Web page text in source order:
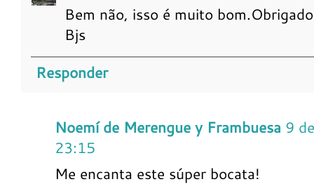
Bem não, isso é muito
Bjs
Responder
Noemí de Merengue y Frambuesa 9
23:15
Me encanta este súper bocata!